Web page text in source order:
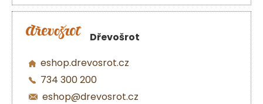
Dřevošrot
eshop.drevosrot.cz
734 300 200
eshop@drevosrot.cz